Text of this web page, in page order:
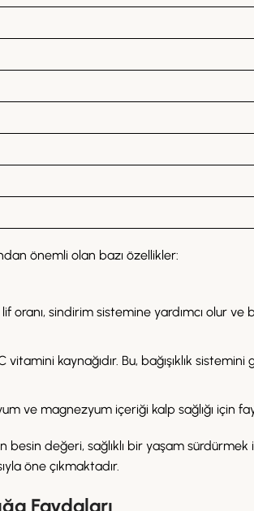
önemli olan bazı özellikler:
oranı, sindirim sistemine yardımcı olur ve
vitamini kaynağıdır. Bu, bağışıklık sistemini
ve magnezyum içeriği kalp sağlığı için
besin değeri, sağlıklı bir yaşam
öne çıkmaktadır.
Faydaları